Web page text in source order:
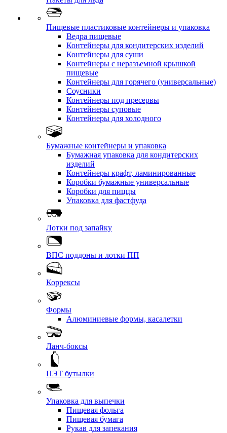
Пищевые пластиковые контейнеры и упаковка
Ведра пищевые
Контейнеры для кондитерских изделий
Контейнеры для суши
Контейнеры с неразъемной крышкой
пищевые
Контейнеры для горячего (универсальные)
Соусники
Контейнеры под пресервы
Контейнеры суповые
Контейнеры для холодного
Бумажные контейнеры и упаковка
Бумажная упаковка для кондитерских
изделий
Контейнеры крафт, ламинированные
Коробки бумажные универсальные
Коробки для пиццы
Упаковка для фастфуда
Лотки под запайку
ВПС поддоны и лотки ПП
Коррексы
Формы
Алюминиевые формы, касалетки
Ланч-боксы
ПЭТ бутылки
Упаковка для выпечки
Пищевая фольга
Пищевая бумага
Рукав для запекания